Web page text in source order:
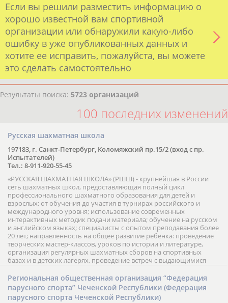
Если вы решили разместить информацию о
хорошо известной вам спортивной
организации или обнаружили какую-либо
ошибку в уже опубликованных данных и
хотите ее исправить, пожалуйста, вы можете
это сделать самостоятельно
Результаты поиска: 5723 организаций
100 последних изменений
Русская шахматная школа
197183, г. Санкт-Петербург, Коломяжский пр.15/2 (вход с пр.
Испытателей)
Тел.: 8-911-920-55-45
«РУССКАЯ ШАХМАТНАЯ ШКОЛА» (РШШ) - крупнейшая в России
сеть шахматных школ, предоставляющая полный цикл
профессионального шахматного образования для детей и
взрослых: от обучения до участия в турнирах российского и
международного уровня; использование современных
интерактивных методик подачи материала; обучение на русском
и английском языках; специалисты с опытом преподавания более
20 лет; направленность на общее развитие ребенка: проведение
творческих мастер-классов, уроков по истории и литературе,
организация регулярных шахматных сборов на спортивных
базах и в детских лагерях, проведение встреч с выдающимися
шахматистами; корпоративное обучение; онлайн обучение в
форме вебинаров и индивидуальных занятий, круглые столы
российских и международных тренеров, организация фестивалей;
онлайн трансляция мероприятий и турниров.
Региональная общественная организация “Федерация
парусного спорта” Чеченской Республики (Федерация
парусного спорта Чеченской Республики)